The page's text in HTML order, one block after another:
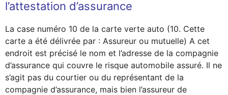
l’attestation d’assurance
La case numéro 10 de la carte verte auto (10. Cette
carte a été délivrée par : Assureur ou mutuelle) A cet
endroit est précisé le nom et l’adresse de la compagnie
d’assurance qui couvre le risque automobile assuré. Il ne
s’agit pas du courtier ou du représentant de la
compagnie d’assurance, mais bien l’assureur de